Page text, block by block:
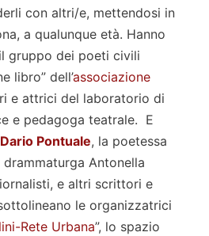
con altri/e, mettendosi in
a qualunque età. Hanno
gruppo dei poeti civili
libro” dell’associazione
e attrici del laboratorio di
e pedagoga teatrale. E
Dario Pontuale, la poetessa
drammaturga Antonella
e altri scrittori e
le organizzatrici
Rete Urbana”, lo spazio